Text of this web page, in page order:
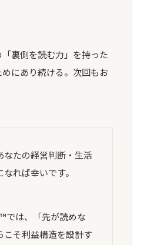
裏側を読む力」を持った
にあり続ける。次回もお
なたの経営判断・生活
れば幸いです。
では、「先が読めな
こそ利益構造を設計す